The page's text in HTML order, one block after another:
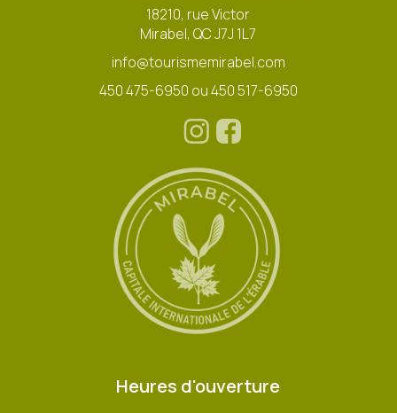
18210, rue Victor
Mirabel, QC J7J 1L7
info@tourismemirabel.com
450 475-6950 ou 450 517-6950
Heures d'ouverture